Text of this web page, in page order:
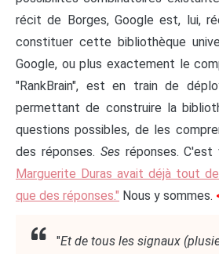
récit de Borges, Google est, lui,
constituer cette bibliothèque
Google, ou plus exactement le
"RankBrain", est en train de
permettant de construire la
questions possibles, de les
des réponses. Sesréponses. C'est
Marguerite Duras avait déjà tout
que des réponses." Nous y sommes.
"Et de tous les signaux